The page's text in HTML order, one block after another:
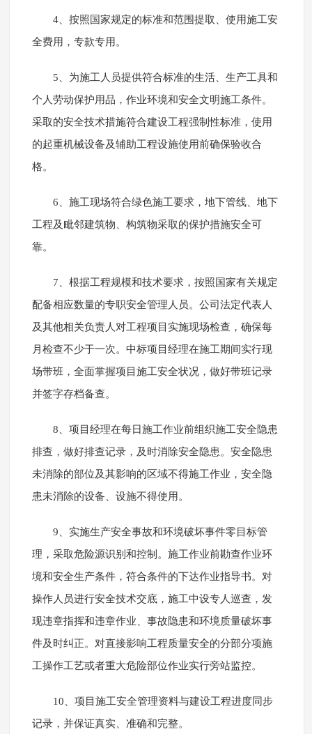
4、按照国家规定的标准和范围提取、使用施工安
全费用，专款专用。
5、为施工人员提供符合标准的生活、生产工具和
个人劳动保护用品，作业环境和安全文明施工条件。
采取的安全技术措施符合建设工程强制性标准，使用
的起重机械设备及辅助工程设施使用前确保验收合
格。
6、施工现场符合绿色施工要求，地下管线、地下
工程及毗邻建筑物、构筑物采取的保护措施安全可
靠。
7、根据工程规模和技术要求，按照国家有关规定
配备相应数量的专职安全管理人员。公司法定代表人
及其他相关负责人对工程项目实施现场检查，确保每
月检查不少于一次。中标项目经理在施工期间实行现
场带班，全面掌握项目施工安全状况，做好带班记录
并签字存档备查。
8、项目经理在每日施工作业前组织施工安全隐患
排查，做好排查记录，及时消除安全隐患。安全隐患
未消除的部位及其影响的区域不得施工作业，安全隐
患未消除的设备、设施不得使用。
9、实施生产安全事故和环境破坏事件零目标管
理，采取危险源识别和控制。施工作业前勘查作业环
境和安全生产条件，符合条件的下达作业指导书。对
操作人员进行安全技术交底，施工中设专人巡查，发
现违章指挥和违章作业、事故隐患和环境质量破坏事
件及时纠正。对直接影响工程质量安全的分部分项施
工操作工艺或者重大危险部位作业实行旁站监控。
10、项目施工安全管理资料与建设工程进度同步
记录，并保证真实、准确和完整。